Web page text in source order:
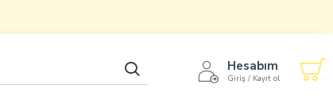
Hesabım
Giriş / Kayıt ol